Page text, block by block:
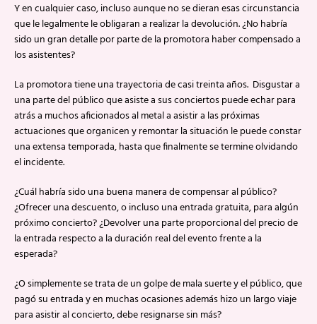
Y en cualquier caso, incluso aunque no se dieran esas circunstancia
que le legalmente le obligaran a realizar la devolución. ¿No habría
sido un gran detalle por parte de la promotora haber compensado a
los asistentes?
La promotora tiene una trayectoria de casi treinta años. Disgustar a
una parte del público que asiste a sus conciertos puede echar para
atrás a muchos aficionados al metal a asistir a las próximas
actuaciones que organicen y remontar la situación le puede constar
una extensa temporada, hasta que finalmente se termine olvidando
el incidente.
¿Cuál habría sido una buena manera de compensar al público?
¿Ofrecer una descuento, o incluso una entrada gratuita, para algún
próximo concierto? ¿Devolver una parte proporcional del precio de
la entrada respecto a la duración real del evento frente a la
esperada?
¿O simplemente se trata de un golpe de mala suerte y el público, que
pagó su entrada y en muchas ocasiones además hizo un largo viaje
para asistir al concierto, debe resignarse sin más?